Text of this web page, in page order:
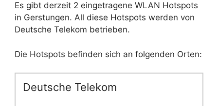
Es gibt derzeit 2 eingetragene WLAN Hotspots
in Gerstungen. All diese Hotspots werden von
Deutsche Telekom betrieben.
Die Hotspots befinden sich an folgenden Orten:
Deutsche Telekom